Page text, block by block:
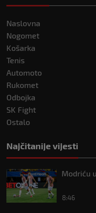
Naslovna
Nogomet
Košarka
Tenis
Automoto
Rukomet
Odbojka
SK Fight
Ostalo
Najčitanije vijesti
Modriću
8:46